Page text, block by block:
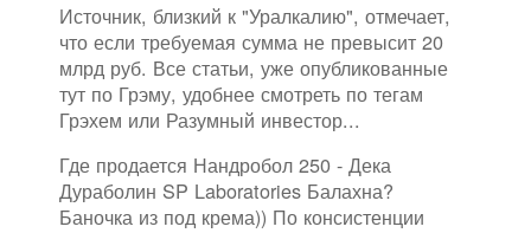
Источник, близкий к "Уралкалию", отмечает,
что если требуемая сумма не превысит 20
млрд руб. Все статьи, уже опубликованные
тут по Грэму, удобнее смотреть по тегам
Грэхем или Разумный инвестор...
Где продается Нандробол 250 - Дека
Дураболин SP Laboratories Балахна?
Баночка из под крема)) По консистенции